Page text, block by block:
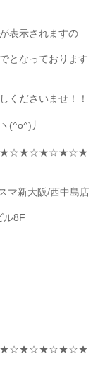
表示されますの
となっております
くださいませ！！
(^o^)丿
マ新大阪/西中島店
ル8F